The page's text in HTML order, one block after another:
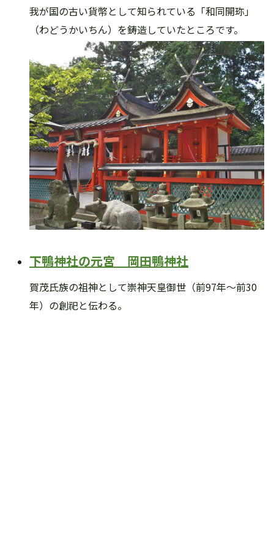
我が国の古い貨幣として知られている「和同開珎」
（わどうかいちん）を鋳造していたところです。
下鴨神社の元宮 岡田鴨神社
賀茂氏族の祖神として崇神天皇御世（前97年～前30
年）の創祀と伝わる。